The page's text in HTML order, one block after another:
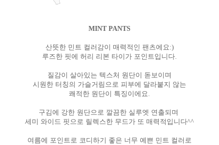
MINT PANTS
산뜻한 민트 컬러감이 매력적인 팬츠에요:)
루즈한 핏에 허리 리본 타이가 포인트입니다.
질감이 살아있는 텍스처 원단이 돋보이며
시원한 터칭의 가슬거림으로 피부에 달라붙지 않는
쾌적한 원단이 특징이에요.
구김에 강한 원단으로 깔끔한 실루엣 연출되며
세미 와이드 핏으로 릴렉스한 무드가 또 매력적입니다^^
여름에 포인트로 코디하기 좋은 너무 예쁜 민트 컬러로